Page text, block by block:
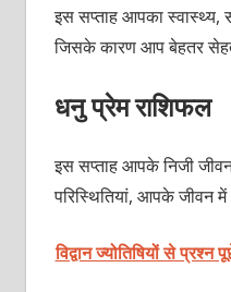
इस सप्ताह आपका स्वास्थ्य,
जिसके कारण आप बेहतर
धनु प्रेम राशिफल
इस सप्ताह आपके निजी
परिस्थितियां, आपके जीवन
विद्वान ज्योतिषियों से प्रश्न